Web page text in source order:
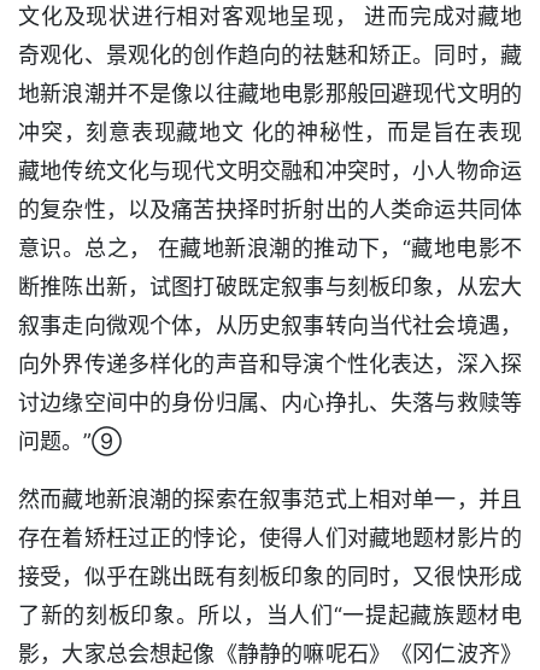
文化及现状进行相对客观地呈现， 进而完成对藏地
奇观化、景观化的创作趋向的祛魅和矫正。同时，藏
地新浪潮并不是像以往藏地电影那般回避现代文明的
冲突，刻意表现藏地文 化的神秘性，而是旨在表现
藏地传统文化与现代文明交融和冲突时，小人物命运
的复杂性，以及痛苦抉择时折射出的人类命运共同体
意识。总之， 在藏地新浪潮的推动下，“藏地电影不
断推陈出新，试图打破既定叙事与刻板印象，从宏大
叙事走向微观个体，从历史叙事转向当代社会境遇，
向外界传递多样化的声音和导演个性化表达，深入探
讨边缘空间中的身份归属、内心挣扎、失落与救赎等
问题。”⑨
然而藏地新浪潮的探索在叙事范式上相对单一，并且
存在着矫枉过正的悖论，使得人们对藏地题材影片的
接受，似乎在跳出既有刻板印象的同时，又很快形成
了新的刻板印象。所以，当人们“一提起藏族题材电
影，大家总会想起像《静静的嘛呢石》《冈仁波齐》